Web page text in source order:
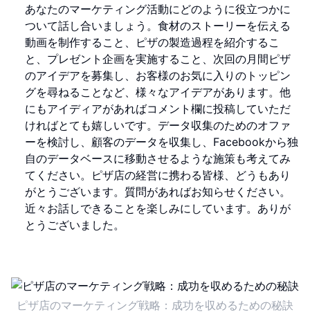
あなたのマーケティング活動にどのように役立つかに
ついて話し合いましょう。食材のストーリーを伝える
動画を制作すること、ピザの製造過程を紹介するこ
と、プレゼント企画を実施すること、次回の月間ピザ
のアイデアを募集し、お客様のお気に入りのトッピン
グを尋ねることなど、様々なアイデアがあります。他
にもアイディアがあればコメント欄に投稿していただ
ければとても嬉しいです。データ収集のためのオファ
ーを検討し、顧客のデータを収集し、Facebookから独
自のデータベースに移動させるような施策も考えてみ
てください。ピザ店の経営に携わる皆様、どうもあり
がとうございます。質問があればお知らせください。
近々お話しできることを楽しみにしています。ありが
とうございました。
ピザ店のマーケティング戦略：成功を収めるための秘訣